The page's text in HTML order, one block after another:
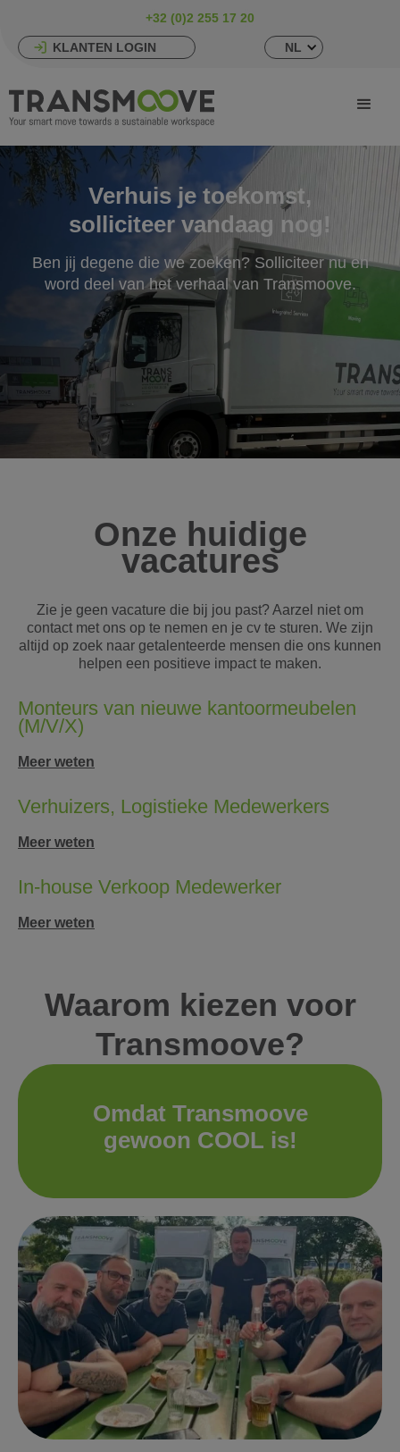
+32 (0)2 255 17 20
KLANTEN LOGIN NL
Verhuis je toekomst,
solliciteer vandaag nog!
Ben jij degene die we zoeken? Solliciteer nu en
word deel van het verhaal van Transmoove.
Onze huidige
vacatures
Zie je geen vacature die bij jou past? Aarzel niet om
contact met ons op te nemen en je cv te sturen. We zijn
altijd op zoek naar getalenteerde mensen die ons kunnen
helpen een positieve impact te maken.
Monteurs van nieuwe kantoormeubelen
(M/V/X)
Meer weten
Verhuizers, Logistieke Medewerkers
Meer weten
In-house Verkoop Medewerker
Meer weten
Waarom kiezen voor
Transmoove?
Omdat Transmoove
gewoon COOL is!